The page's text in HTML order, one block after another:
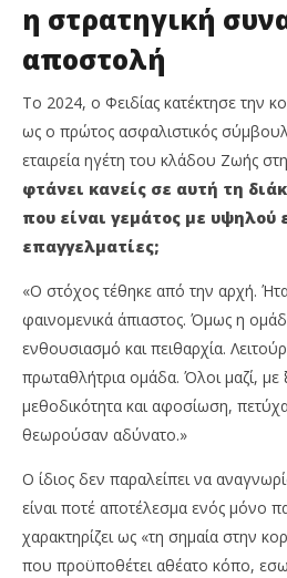
η στρατηγική
αποστολή
Το 2024, ο Φειδίας κατέκτησε την
ως ο πρώτος ασφαλιστικός
εταιρεία ηγέτη του κλάδου Ζωής
φτάνει κανείς σε αυτή τη
που είναι γεμάτος με υψηλού
επαγγελματίες;
«Ο στόχος τέθηκε από την αρχή.
φαινομενικά άπιαστος. Όμως η
ενθουσιασμό και πειθαρχία.
πρωταθλήτρια ομάδα. Όλοι μαζί,
μεθοδικότητα και αφοσίωση,
θεωρούσαν αδύνατο.»
Ο ίδιος δεν παραλείπει να
είναι ποτέ αποτέλεσμα ενός μόνο
χαρακτηρίζει ως «τη σημαία στην
που προϋποθέτει αθέατο κόπο,